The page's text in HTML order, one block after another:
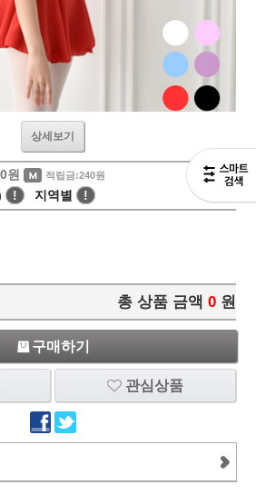
상세보기
원 적립금:240원
! 지역별 !
총 상품 금액 0 원
구매하기
관심상품